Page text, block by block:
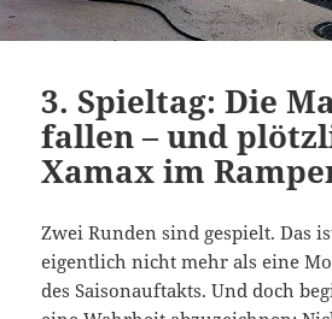
3. Spieltag: Die
fallen – und
Xamax im
Zwei Runden sind gespielt. Das
eigentlich nicht mehr als eine
des Saisonauftakts. Und doch